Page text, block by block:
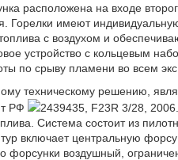
расположена на входе
Горелки имеют
с воздухом и
устройство с кольцевым
по срыву пламени во всем
техническому решению,
РФ
2439435, F23R 3/28,
Система состоит из
включает центральную
форсунки воздушный,